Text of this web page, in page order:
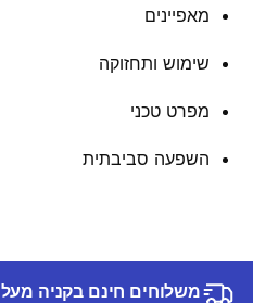
מאפיינים
שימוש ותחזוקה
מפרט טכני
השפעה סביבתית
משלוחים חינם בקניה מעל 249 ש"ח